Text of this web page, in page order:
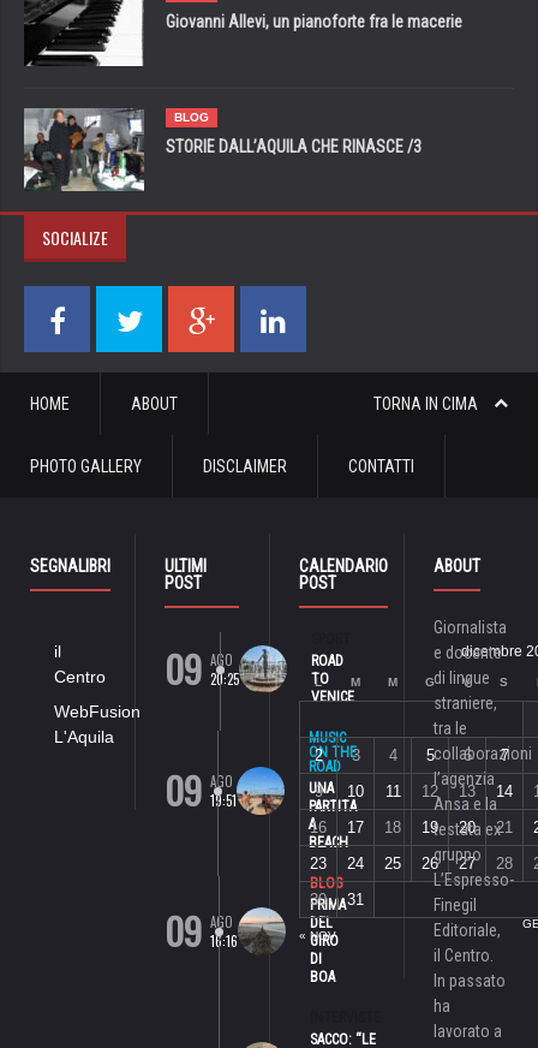
Giovanni Allevi, un pianoforte fra le macerie
BLOG
STORIE DALL’AQUILA CHE RINASCE /3
SOCIALIZE
TORNA IN CIMA
HOME ABOUT
PHOTO GALLERY DISCLAIMER CONTATTI
SEGNALIBRI
il
Centro
WebFusion
L'Aquila
ULTIMI
POST
09 AGO
20:25
ROAD
TO
VENICE
09 AGO
19:51
MUSIC
ON THE
ROAD
UNA
PARTITA
A
BEACH
09 AGO
16:16
BLOG
PRIMA
DEL
GIRO
DI
BOA
SACCO: “LE
CALENDARIO
POST
dicembre
L M M G V S
« NOV
2
3 4 5 6 7
9
10 11 12 13 14
16
17 18 19 20 21
23
24 25 26 27 28
30
31
ABOUT
Giornalista
e docente
di lingue
straniere,
tra le
collaborazioni
l’agenzia
Ansa e la
testata ex
gruppo
L’Espresso-
Finegil
Editoriale,
il Centro.
In passato
ha
lavorato a